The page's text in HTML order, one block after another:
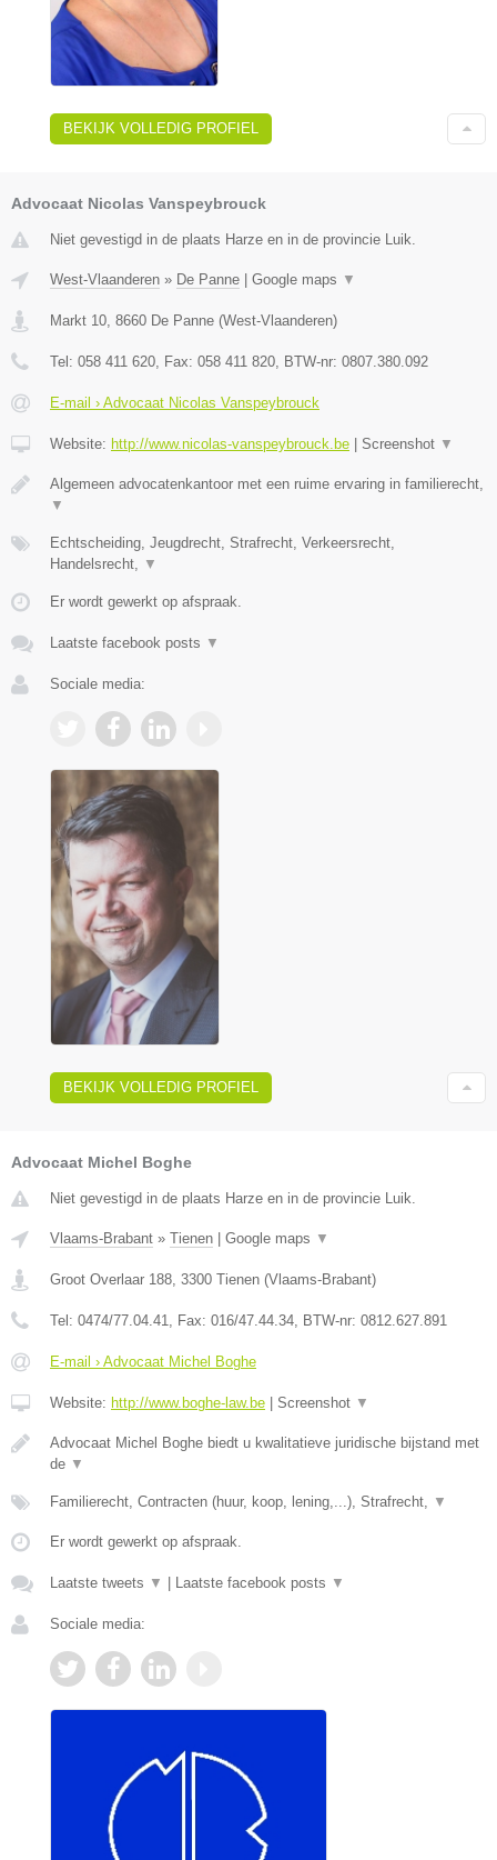
BEKIJK VOLLEDIG PROFIEL
Advocaat Nicolas Vanspeybrouck
Niet gevestigd in de plaats Harze en in de provincie Luik.
West-Vlaanderen » De Panne Google maps ▼
Markt 10 8660 De Panne (West-Vlaanderen)
Tel: 058 411 620 , Fax: 058 411 820 , BTW-nr: 0807.380.092
E-mail › Advocaat Nicolas Vanspeybrouck
Website: http://www.nicolas-vanspeybrouck.be Screenshot ▼
Algemeen advocatenkantoor met een ruime ervaring in familierecht,
▼
Echtscheiding, Jeugdrecht, Strafrecht, Verkeersrecht,
Handelsrecht,
▼
Er wordt gewerkt op afspraak.
Laatste facebook posts ▼
Sociale media:
BEKIJK VOLLEDIG PROFIEL
Advocaat Michel Boghe
Niet gevestigd in de plaats Harze en in de provincie Luik.
Vlaams-Brabant » Tienen | Google maps ▼
Groot Overlaar 188 3300 Tienen (Vlaams-Brabant)
Tel: 0474/77.04.41 , Fax: 016/47.44.34 , BTW-nr: ​0812.627.891
E-mail › Advocaat Michel Boghe
Website: http://www.boghe-law.be | Screenshot ▼
Advocaat Michel Boghe biedt u kwalitatieve juridische bijstand met
de ▼
Familierecht, Contracten (huur, koop, lening,...), Strafrecht, ▼
Er wordt gewerkt op afspraak.
Laatste tweets ▼ | Laatste facebook posts ▼
Sociale media: